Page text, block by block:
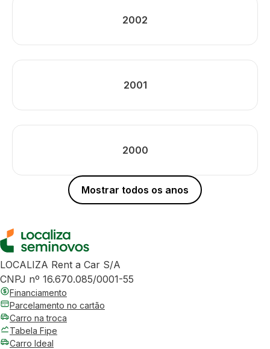
2002
2001
2000
Mostrar todos os anos
LOCALIZA Rent a Car S/A
CNPJ nº 16.670.085/0001-55
Financiamento
Parcelamento no cartão
Carro na troca
Tabela Fipe
Carro Ideal